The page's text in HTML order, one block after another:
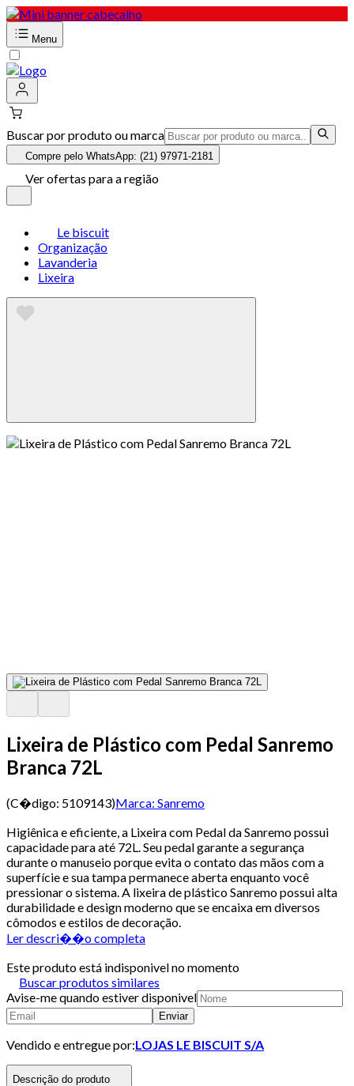
Menu
Buscar por produto ou marca
Compre pelo WhatsApp: (21) 97971-2181
Ver ofertas para a região
Le biscuit
Organização
Lavanderia
Lixeira
Lixeira de Plástico com Pedal Sanremo
Branca 72L
(C�digo: 5109143)Marca: Sanremo
Higiênica e eficiente, a Lixeira com Pedal da Sanremo possui
capacidade para até 72L. Seu pedal garante a segurança
durante o manuseio porque evita o contato das mãos com a
superfície e sua tampa permanece aberta enquanto você
pressionar o sistema. A lixeira de plástico Sanremo possui alta
durabilidade e design moderno que se encaixa em diversos
cômodos e estilos de decoração.
Ler descri��o completa
Este produto está indisponivel no momento
Buscar produtos similares
Avise-me quando estiver disponivel
Enviar
Vendido e entregue por:LOJAS LE BISCUIT S/A
Descrição do produto